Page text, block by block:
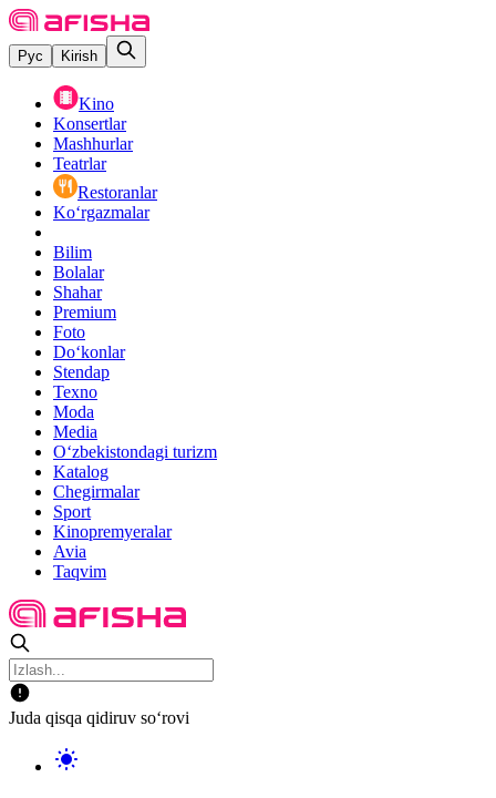
Рус Kirish
Kino
Konsertlar
Mashhurlar
Teatrlar
Restoranlar
Ko‘rgazmalar
Bilim
Bolalar
Shahar
Premium
Foto
Do‘konlar
Stendap
Texno
Moda
Media
O‘zbekistondagi turizm
Katalog
Chegirmalar
Sport
Kinopremyeralar
Avia
Taqvim
Juda qisqa qidiruv so‘rovi